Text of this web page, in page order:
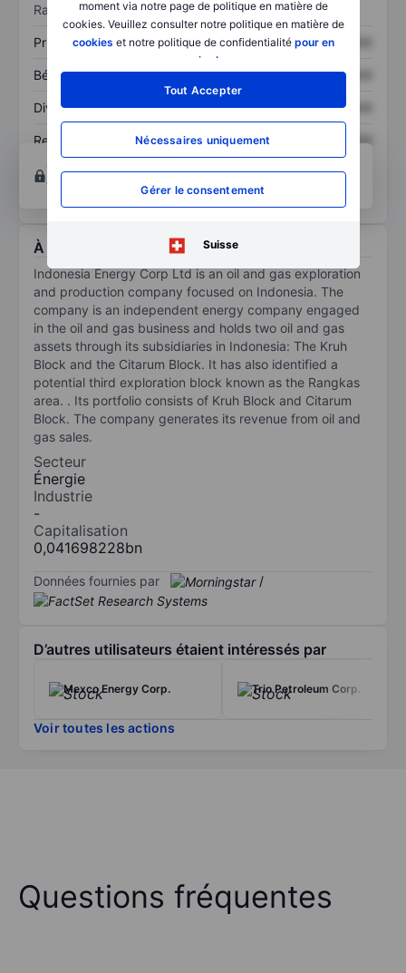
moment via notre page de politique en matière de
cookies. Veuillez consulter notre politique en matière de
cookies et notre politique de confidentialité pour en
savoir plus
Tout Accepter
Nécessaires uniquement
Gérer le consentement
Suisse
Ratios
Prix / ventes XXXXXXX XXXXXXX
Bénéfice par action XXXXXXX XXXXXXX
Dividende par action XXXXXXX XXXXXXX
Rendement des
capitaux propres
XXXXXXX
XXXXXXX
Ouvrir un compte
techniques et d’analyse.
À propos Indonesia Energy Corp Ltd
Indonesia Energy Corp Ltd is an oil and gas exploration
and production company focused on Indonesia. The
company is an independent energy company engaged
in the oil and gas business and holds two oil and gas
assets through its subsidiaries in Indonesia: The Kruh
Block and the Citarum Block. It has also identified a
potential third exploration block known as the Rangkas
area. . Its portfolio consists of Kruh Block and Citarum
Block. The company generates its revenue from oil and
gas sales.
Secteur
Énergie
Industrie
-
Capitalisation
0,041698228bn
Données fournies par /
D’autres utilisateurs étaient intéressés par
Mexco Energy Corp. Trio Petroleum Corp.
Voir toutes les actions
Questions fréquentes